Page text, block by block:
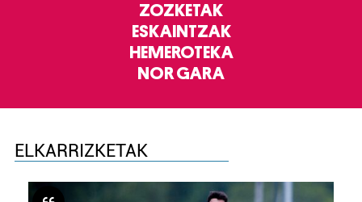
ZOZKETAK
ESKAINTZAK
HEMEROTEKA
NOR GARA
ELKARRIZKETAK